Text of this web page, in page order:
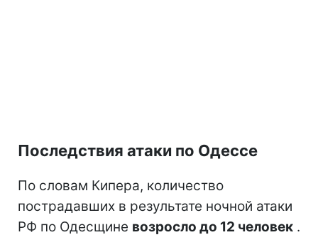
Последствия атаки по Одессе
По словам Кипера, количество
пострадавших в результате ночной атаки
РФ по Одесщине возросло до 12 человек .